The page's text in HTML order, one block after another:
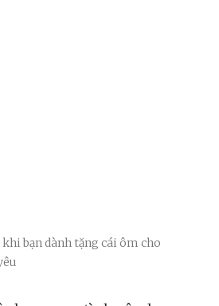
bạn dành tặng cái ôm cho